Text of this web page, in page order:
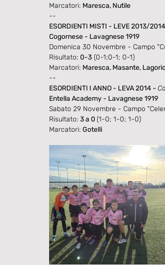
Marcatori: Maresca, Nutile
--
ESORDIENTI MISTI - LEVE 2013/
Cogornese - Lavagnese 1919
Domenica 30 Novembre - Campo
Risultato: 0-3 (0-1;0-1; 0-1)
Marcatori: Maresca, Masante,
--
ESORDIENTI I ANNO - LEVA 2014 -
Entella Academy - Lavagnese 1919
Sabato 29 Novembre - Campo
Risultato: 3 a 0 (1-0; 1-0; 1-0)
Marcatori: Gotelli